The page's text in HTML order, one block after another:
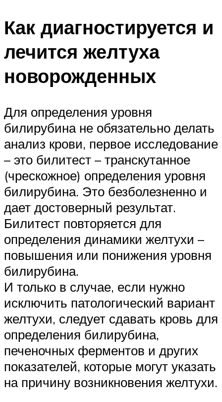
Как диагностируется и
лечится желтуха
новорожденных
Для определения уровня
билирубина не обязательно делать
анализ крови, первое исследование
– это билитест – транскутанное
(чрескожное) определения уровня
билирубина. Это безболезненно и
дает достоверный результат.
Билитест повторяется для
определения динамики желтухи –
повышения или понижения уровня
билирубина.
И только в случае, если нужно
исключить патологический вариант
желтухи, следует сдавать кровь для
определения билирубина,
печеночных ферментов и других
показателей, которые могут указать
на причину возникновения желтухи.